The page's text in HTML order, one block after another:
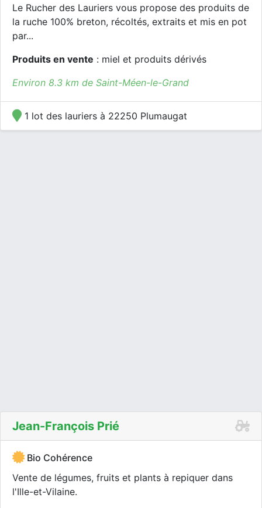
Le Rucher des Lauriers vous propose des produits de
la ruche 100% breton, récoltés, extraits et mis en pot
par...
Produits en vente : miel et produits dérivés
Environ 8.3 km de Saint-Méen-le-Grand
1 lot des lauriers à 22250 Plumaugat
Jean-François Prié
Bio Cohérence
Vente de légumes, fruits et plants à repiquer dans
l'Ille-et-Vilaine.